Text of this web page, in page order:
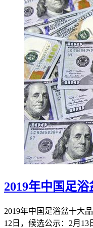
2019年中国足
2019年中国足浴盆十大
12日，候选公示：2月13